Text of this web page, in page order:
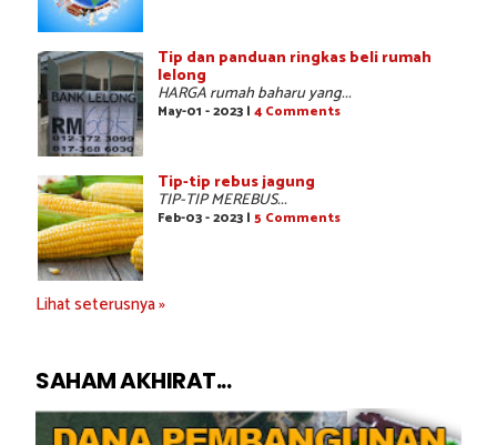
Tip dan panduan ringkas beli rumah
lelong
HARGA rumah baharu yang...
May-01 - 2023 | 4 Comments
Tip-tip rebus jagung
TIP-TIP MEREBUS...
Feb-03 - 2023 | 5 Comments
Lihat seterusnya »
SAHAM AKHIRAT...